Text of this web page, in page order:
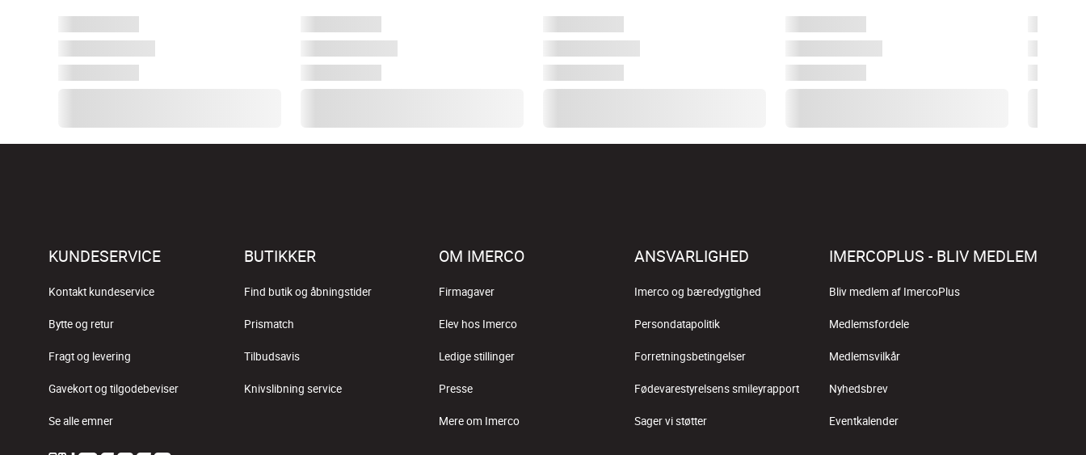
KUNDESERVICE
Kontakt kundeservice
Bytte og retur
Fragt og levering
Gavekort og tilgodebeviser
Se alle emner
BUTIKKER
Find butik og åbningstider
Prismatch
Tilbudsavis
Knivslibning service
OM IMERCO
Firmagaver
Elev hos Imerco
Ledige stillinger
Presse
Mere om Imerco
ANSVARLIGHED
Imerco og bæredygtighed
Persondatapolitik
Forretningsbetingelser
Fødevarestyrelsens smileyrapport
Sager vi støtter
IMERCOPLUS - BLIV MEDLEM
Bliv medlem af ImercoPlus
Medlemsfordele
Medlemsvilkår
Nyhedsbrev
Eventkalender